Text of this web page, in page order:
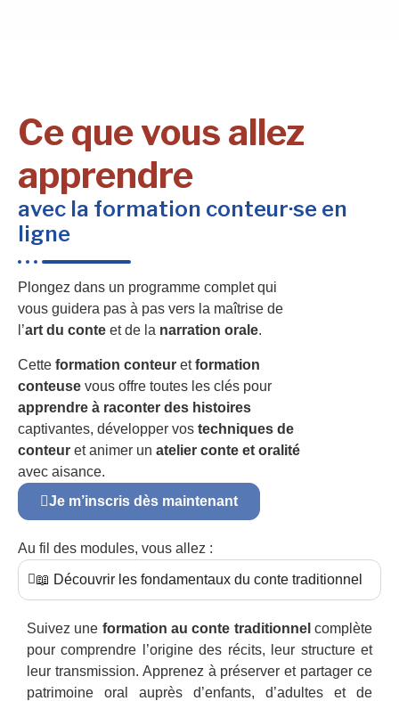
Ce que vous allez
apprendre
avec la formation conteur·se en
ligne
Plongez dans un programme complet qui
vous guidera pas à pas vers la maîtrise de
l’art du conte et de la narration orale.
Cette formation conteur etformation
conteuse vous offre toutes les clés pour
apprendre à raconter des histoires
captivantes, développer vos techniques de
conteur et animer un atelier conte et oralité
avec aisance.
Je m’inscris dès maintenant
Au fil des modules, vous allez :
📖 Découvrir les fondamentaux du conte traditionnel
Suivez une formation au conte traditionnel complète
pour comprendre l’origine des récits, leur structure et
leur transmission. Apprenez à préserver et partager ce
patrimoine oral auprès d’enfants, d’adultes et de